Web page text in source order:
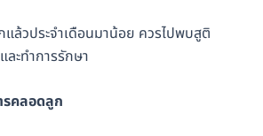
ล้วประจำเดือนมาน้อย ควรไปพบสูติ
ะทำการรักษา
รคลอดลูก